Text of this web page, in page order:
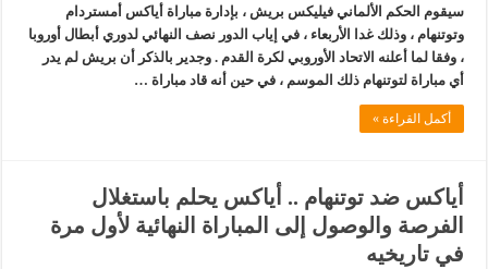
سيقوم الحكم الألماني فيليكس بريش ، بإدارة مباراة أياكس أمستردام
وتوتنهام ، وذلك غدا الأربعاء ، في إياب الدور نصف النهائي لدوري أبطال أوروبا
، وفقا لما أعلنه الاتحاد الأوروبي لكرة القدم . وجدير بالذكر أن بريش لم يدر
أي مباراة لتوتنهام ذلك الموسم ، في حين أنه قاد مباراة …
أكمل القراءة »
أياكس ضد توتنهام .. أياكس يحلم باستغلال
الفرصة والوصول إلى المباراة النهائية لأول مرة
في تاريخيه